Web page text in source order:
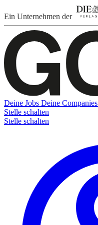
Ein Unternehmen der
Deine Jobs Deine Companies
Stelle schalten
Stelle schalten